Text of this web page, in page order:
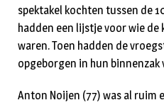
spektakel kochten tussen de
hadden een lijstje voor wie
waren. Toen hadden de
opgeborgen in hun binnenzak
Anton Noijen (77) was al ruim